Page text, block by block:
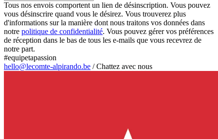
Tous nos envois comportent un lien de désinscription. Vous pouvez
vous désinscrire quand vous le désirez. Vous trouverez plus
d'informations sur la manière dont nous traitons vos données dans
notre politique de confidentialité. Vous pouvez gérer vos préférences
de réception dans le bas de tous les e-mails que vous recevrez de
notre part.
#equipetapassion
hello@lecomte-alpirando.be /Chattez avec nous